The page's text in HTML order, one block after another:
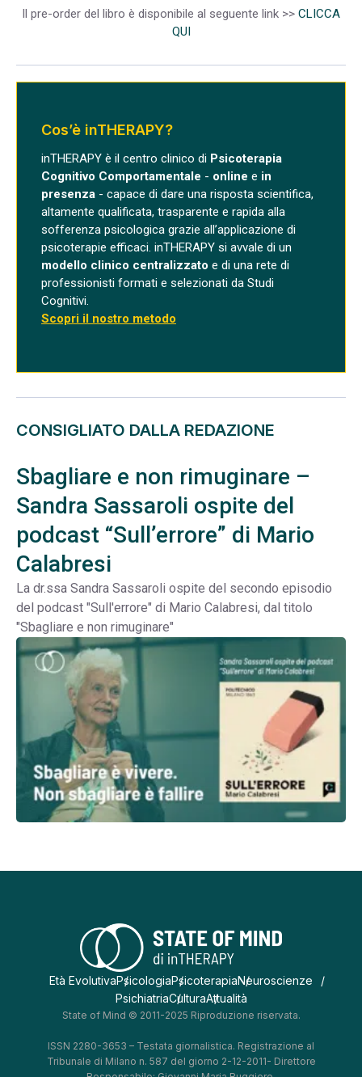
Il pre-order del libro è disponibile al seguente link >> CLICCA
QUI
Cos’è inTHERAPY?
inTHERAPY è il centro clinico di Psicoterapia
Cognitivo Comportamentale - online e in
presenza - capace di dare una risposta scientifica,
altamente qualificata, trasparente e rapida alla
sofferenza psicologica grazie all’applicazione di
psicoterapie efficaci. inTHERAPY si avvale di un
modello clinico centralizzato e di una rete di
professionisti formati e selezionati da Studi
Cognitivi.
Scopri il nostro metodo
CONSIGLIATO DALLA REDAZIONE
Sbagliare e non rimuginare –
Sandra Sassaroli ospite del
podcast “Sull’errore” di Mario
Calabresi
La dr.ssa Sandra Sassaroli ospite del secondo episodio
del podcast "Sull'errore" di Mario Calabresi, dal titolo
"Sbagliare e non rimuginare"
Età EvolutivaPsicologiaPsicoterapiaNeuroscienze
PsichiatriaCulturaAttualità
State of Mind © 2011-2025 Riproduzione riservata.
ISSN 2280-3653 – Testata giornalistica. Registrazione al
Tribunale di Milano n. 587 del giorno 2-12-2011- Direttore